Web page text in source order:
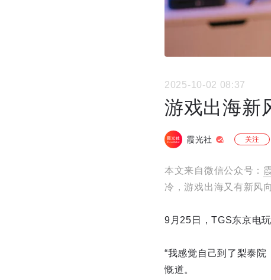
2025-10-02 08:37
游戏出海新
霞光社 关注
本文来自微信公众号：
冷，游戏出海又有新风
9月25日，TGS东京电
“我感觉自己到了梨泰院
慨道。